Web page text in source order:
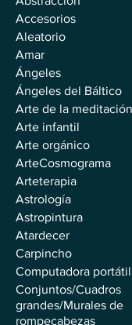
Accesorios
Aleatorio
Amar
Ángeles
Ángeles del Báltico
Arte de la meditación
Arte infantil
Arte orgánico
ArteCosmograma
Arteterapia
Astrología
Astropintura
Atardecer
Carpincho
Computadora portátil
Conjuntos/Cuadros
grandes/Murales de
rompecabezas